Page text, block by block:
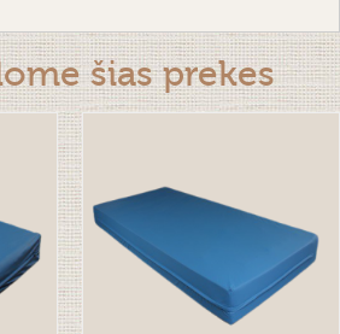
šias prekes